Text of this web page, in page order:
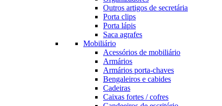
Outros artigos de secretária
Porta clips
Porta lápis
Saca agrafes
Mobiliário
Acessórios de mobiliário
Armários
Armários porta-chaves
Bengaleiros e cabides
Cadeiras
Caixas fortes / cofres